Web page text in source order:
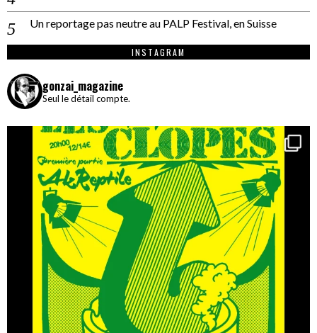
Un reportage pas neutre au PALP Festival, en Suisse
INSTAGRAM
gonzai_magazine
Seul le détail compte.